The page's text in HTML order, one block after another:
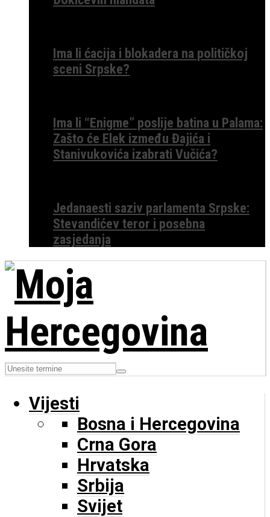
Ima li ćacija i blokadera na političkoj
sceni Srpske?
Ima li “Enigme” poslije batina u Palama:
Zašto će Elek između Đajića i
Stanivukovića izabrati Vučića?
Jedanaesti saziv parlamenta Srpske:
Stevandićev teror i posebna
zasjedanja
Vijesti
Bosna i Hercegovina
Crna Gora
Hrvatska
Srbija
Svijet